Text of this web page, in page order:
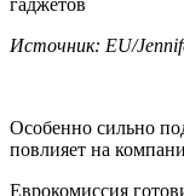
Источник: EU/
Особенно сильно
повлияет на
Еврокомиссия